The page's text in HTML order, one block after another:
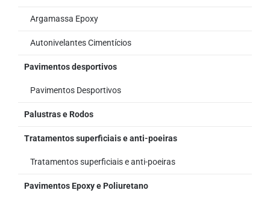
Argamassa Epoxy
Autonivelantes Cimentícios
Pavimentos desportivos
Pavimentos Desportivos
Palustras e Rodos
Tratamentos superficiais e anti-poeiras
Tratamentos superficiais e anti-poeiras
Pavimentos Epoxy e Poliuretano